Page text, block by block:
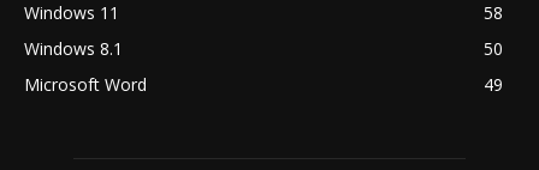
Windows 11
58
Windows 8.1
50
Microsoft Word
49